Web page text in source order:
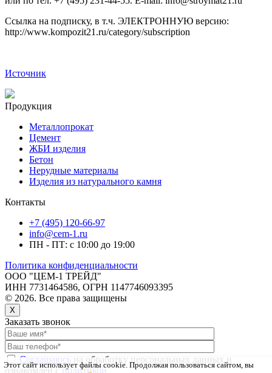
Ссылка на подписку, в т.ч. ЭЛЕКТРОННУЮ версию:
http://www.kompozit21.ru/category/subscription
Источник
Продукция
Металлопрокат
Цемент
ЖБИ изделия
Бетон
Нерудные материалы
Изделия из натурального камня
Контакты
+7 (495) 120-66-97
info@cem-1.ru
ПН - ПТ: с 10:00 до 19:00
Политика конфиденциальности
ООО "ЦЕМ-1 ТРЕЙД"
ИНН 7731464586, ОГРН 1147746093395
© 2026. Все права защищены
X
Заказать звонок
Соглашаюсь на обработку персональных данных и
ознакомлен сполитикой
Этот сайт использует файлы cookie. Продолжая пользоваться сайтом, вы